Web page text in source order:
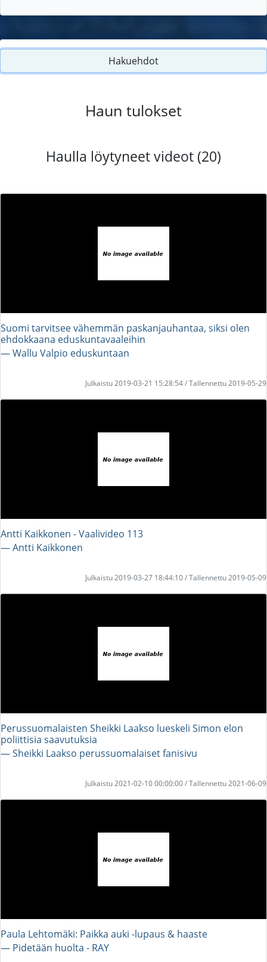
Hakuehdot
Haun tulokset
Haulla löytyneet videot (20)
Suomi tarvitsee vähemmän paskanjauhantaa, siksi olen
ehdokkaana eduskuntavaaleihin
― Wallu Valpio eduskuntaan
Julkaistu 2019-03-21 15:28:54 / Tallennettu 2019-05-29
Antti Kaikkonen - Vaalivideo 113
― Antti Kaikkonen
Julkaistu 2019-03-27 18:44:10 / Tallennettu 2019-05-09
Perussuomalaisten Sheikki Laakso lueskeli Simon elon
poliittisia saavutuksia
― Sheikki Laakso perussuomalaiset fanisivu
Julkaistu 2021-02-10 00:00:00 / Tallennettu 2021-06-09
Paula Lehtomäki: Paikka auki -lupaus & haaste
― Pidetään huolta - RAY